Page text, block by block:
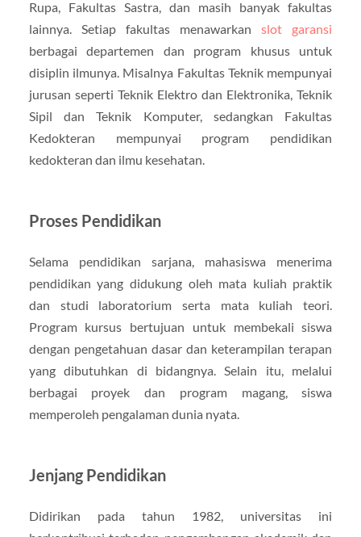
Rupa, Fakultas Sastra, dan masih banyak fakultas
lainnya. Setiap fakultas menawarkanslot garansi
berbagai departemen dan program khusus untuk
disiplin ilmunya. Misalnya Fakultas Teknik mempunyai
jurusan seperti Teknik Elektro dan Elektronika, Teknik
Sipil dan Teknik Komputer, sedangkan Fakultas
Kedokteran mempunyai program pendidikan
kedokteran dan ilmu kesehatan.
Proses Pendidikan
Selama pendidikan sarjana, mahasiswa menerima
pendidikan yang didukung oleh mata kuliah praktik
dan studi laboratorium serta mata kuliah teori.
Program kursus bertujuan untuk membekali siswa
dengan pengetahuan dasar dan keterampilan terapan
yang dibutuhkan di bidangnya. Selain itu, melalui
berbagai proyek dan program magang, siswa
memperoleh pengalaman dunia nyata.
Jenjang Pendidikan
Didirikan pada tahun 1982, universitas ini